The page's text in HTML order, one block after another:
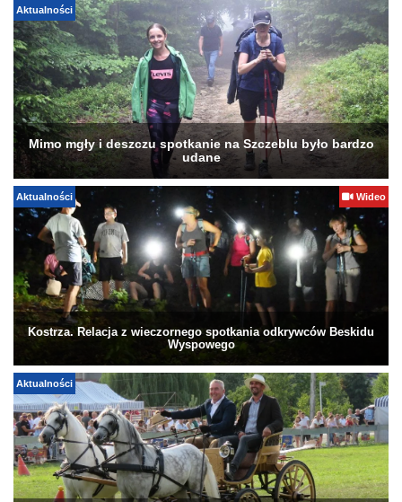
Aktualności
Mimo mgły i deszczu spotkanie na Szczeblu było bardzo
udane
Aktualności Wideo
Kostrza. Relacja z wieczornego spotkania odkrywców Beskidu
Wyspowego
Aktualności